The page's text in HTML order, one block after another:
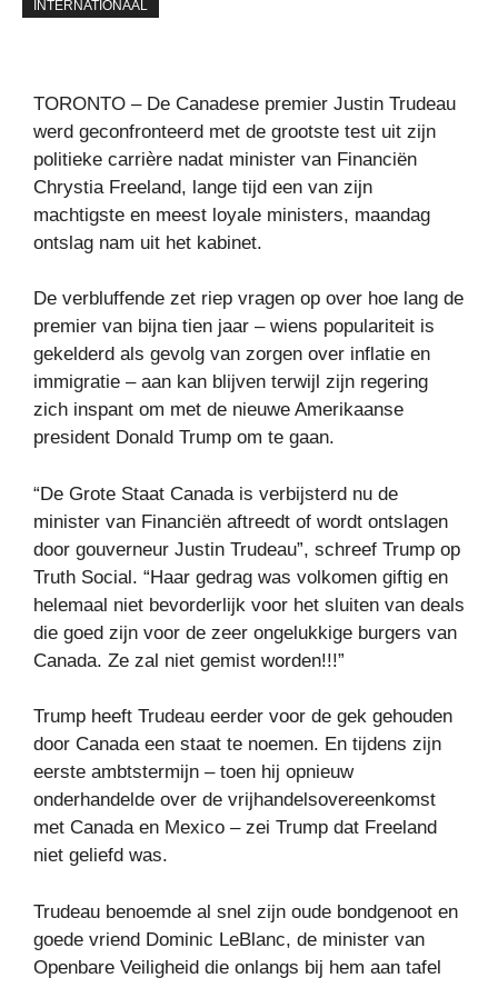
INTERNATIONAAL
TORONTO – De Canadese premier Justin Trudeau
werd geconfronteerd met de grootste test uit zijn
politieke carrière nadat minister van Financiën
Chrystia Freeland, lange tijd een van zijn
machtigste en meest loyale ministers, maandag
ontslag nam uit het kabinet.
De verbluffende zet riep vragen op over hoe lang de
premier van bijna tien jaar – wiens populariteit is
gekelderd als gevolg van zorgen over inflatie en
immigratie – aan kan blijven terwijl zijn regering
zich inspant om met de nieuwe Amerikaanse
president Donald Trump om te gaan.
“De Grote Staat Canada is verbijsterd nu de
minister van Financiën aftreedt of wordt ontslagen
door gouverneur Justin Trudeau”, schreef Trump op
Truth Social. “Haar gedrag was volkomen giftig en
helemaal niet bevorderlijk voor het sluiten van deals
die goed zijn voor de zeer ongelukkige burgers van
Canada. Ze zal niet gemist worden!!!”
Trump heeft Trudeau eerder voor de gek gehouden
door Canada een staat te noemen. En tijdens zijn
eerste ambtstermijn – toen hij opnieuw
onderhandelde over de vrijhandelsovereenkomst
met Canada en Mexico – zei Trump dat Freeland
niet geliefd was.
Trudeau benoemde al snel zijn oude bondgenoot en
goede vriend Dominic LeBlanc, de minister van
Openbare Veiligheid die onlangs bij hem aan tafel